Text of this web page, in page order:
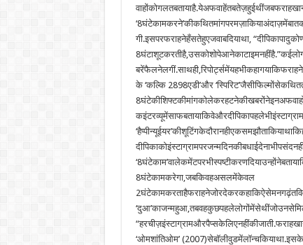
गी.इसपरफराहनेहँसतेहुएजवाबदियाथा,
के ‘कल्कि 2898एडी’और
8घंटेकामकरेगा,जबकिवहअसलमेंकेवल
‘ओमशांतिओम’